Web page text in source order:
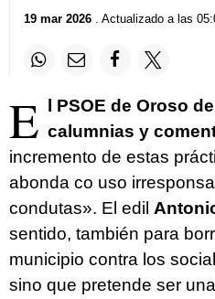
19 mar 2026. Actualizado a las
E l PSOE de Oroso
calumnias y
incremento de estas
abonda co uso
condutas». El edil
sentido, también para
municipio contra los
sino que pretende ser